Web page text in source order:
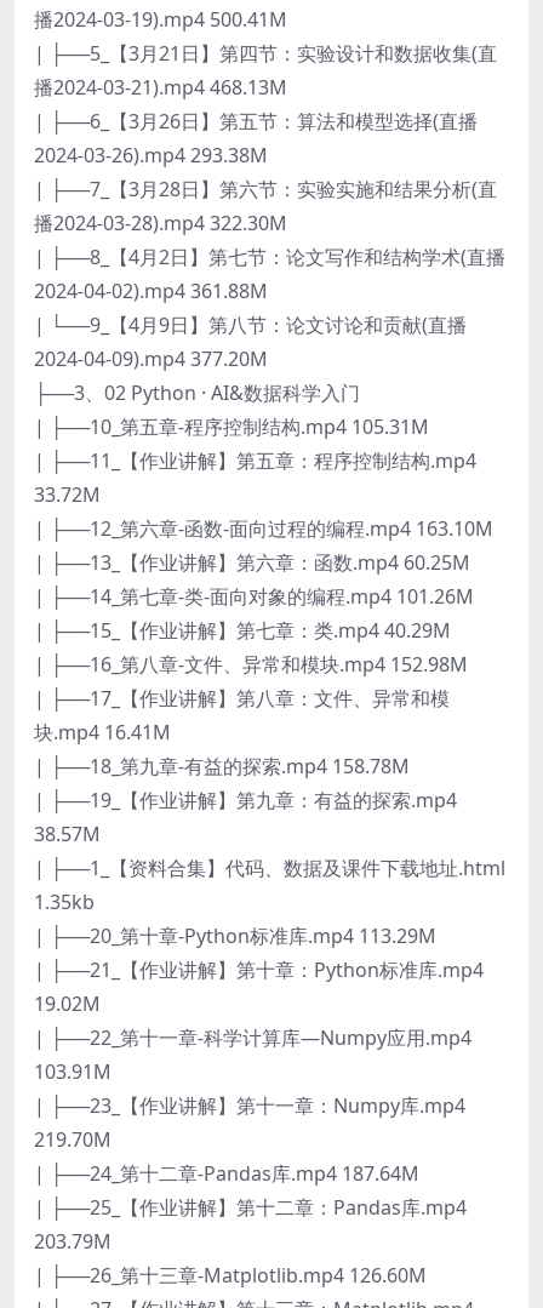
播2024-03-19).mp4 500.41M
| ├──5_【3月21日】第四节：实验设计和数据收集(直
播2024-03-21).mp4 468.13M
| ├──6_【3月26日】第五节：算法和模型选择(直播
2024-03-26).mp4 293.38M
| ├──7_【3月28日】第六节：实验实施和结果分析(直
播2024-03-28).mp4 322.30M
| ├──8_【4月2日】第七节：论文写作和结构学术(直播
2024-04-02).mp4 361.88M
| └──9_【4月9日】第八节：论文讨论和贡献(直播
2024-04-09).mp4 377.20M
├──3、02 Python · AI&数据科学入门
| ├──10_第五章-程序控制结构.mp4 105.31M
| ├──11_【作业讲解】第五章：程序控制结构.mp4
33.72M
| ├──12_第六章-函数-面向过程的编程.mp4 163.10M
| ├──13_【作业讲解】第六章：函数.mp4 60.25M
| ├──14_第七章-类-面向对象的编程.mp4 101.26M
| ├──15_【作业讲解】第七章：类.mp4 40.29M
| ├──16_第八章-文件、异常和模块.mp4 152.98M
| ├──17_【作业讲解】第八章：文件、异常和模
块.mp4 16.41M
| ├──18_第九章-有益的探索.mp4 158.78M
| ├──19_【作业讲解】第九章：有益的探索.mp4
38.57M
| ├──1_【资料合集】代码、数据及课件下载地址.html
1.35kb
| ├──20_第十章-Python标准库.mp4 113.29M
| ├──21_【作业讲解】第十章：Python标准库.mp4
19.02M
| ├──22_第十一章-科学计算库—Numpy应用.mp4
103.91M
| ├──23_【作业讲解】第十一章：Numpy库.mp4
219.70M
| ├──24_第十二章-Pandas库.mp4 187.64M
| ├──25_【作业讲解】第十二章：Pandas库.mp4
203.79M
| ├──26_第十三章-Matplotlib.mp4 126.60M